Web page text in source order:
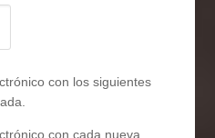
con los siguientes
con cada nueva